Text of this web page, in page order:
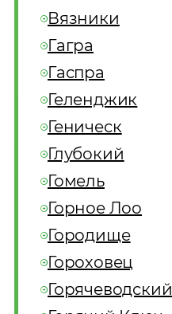
Вязники
Гагра
Гаспра
Геленджик
Геническ
Глубокий
Гомель
Горное Лоо
Городище
Гороховец
Горячеводский